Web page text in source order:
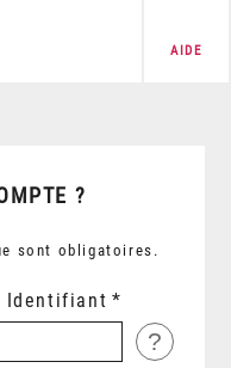
AIDE
?
sont obligatoires.
Identifiant
?